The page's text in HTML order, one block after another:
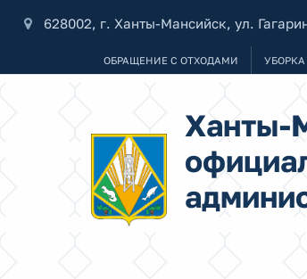
628002, г. Ханты-Мансийск, ул.
ОБРАЩЕНИЕ С ОТХОДАМИ УБОРКА
Ханты-